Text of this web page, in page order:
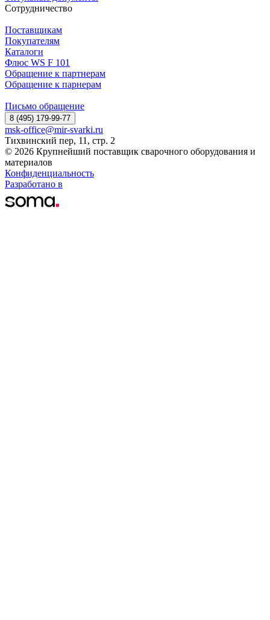
Сотрудничество
Поставщикам
Покупателям
Каталоги
Флюс WS F 101
Обращение к партнерам
Обращение к парнерам
Письмо обращение
8 (495) 179-99-77
msk-office@mir-svarki.ru
Тихвинский пер, 11, стр. 2
© 2026 Крупнейший поставщик сварочного оборудования и
материалов
Конфиденциальность
Разработано в